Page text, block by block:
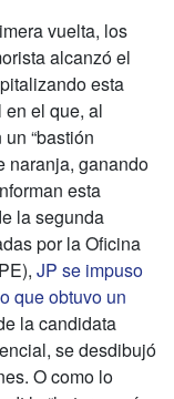
vuelta, los
alcanzó el
esta
el que, al
“bastión
naranja, ganando
esta
la segunda
por la Oficina
JP se impuso
que obtuvo un
la candidata
se desdibujó
O como lo